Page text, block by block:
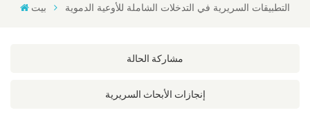
بيت التطبيقات السريرية في التدخلات الشاملة للأوعية الدموية
مشاركة الحالة
إنجازات الأبحاث السريرية